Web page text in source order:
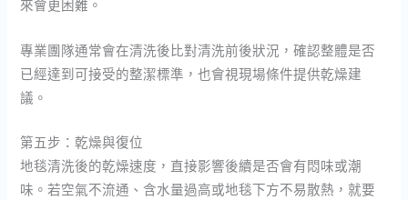
來會更困難。
專業團隊通常會在清洗後比對清洗前後狀況，確認整體是否
已經達到可接受的整潔標準，也會視現場條件提供乾燥建
議。
第五步：乾燥與復位
地毯清洗後的乾燥速度，直接影響後續是否會有悶味或潮
味。若空氣不流通、含水量過高或地毯下方不易散熱，就要